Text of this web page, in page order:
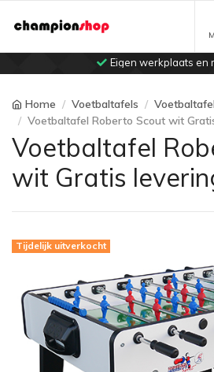
Eigen werkplaats en
Home Voetbaltafels
Voetbaltafel Roberto Scout wit
Voetbaltafel
wit Gratis
Tijdelijk uitverkocht